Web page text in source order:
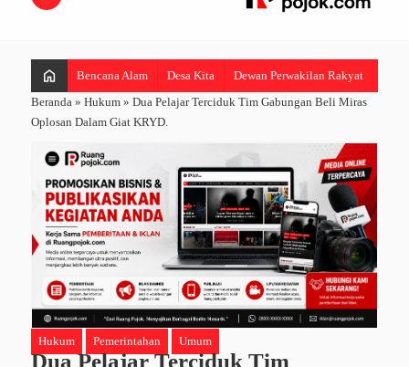
home Bencana Alam Desa Kita Dewan Perwakilan Rakyat
Beranda » Hukum » Dua Pelajar Terciduk Tim Gabungan Beli Miras
Oplosan Dalam Giat KRYD.
Hukum Pemerintahan Umum
Dua Pelajar Terciduk Tim